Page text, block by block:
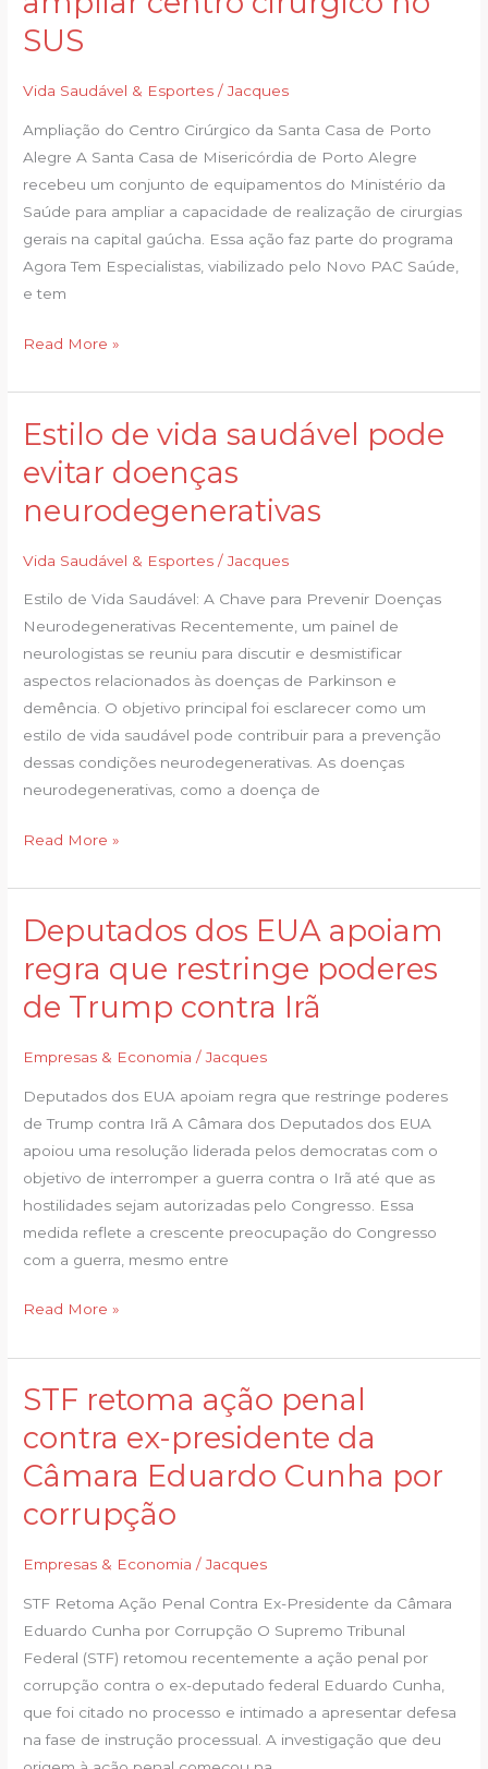
SUS
Vida Saudável & Esportes /Jacques
Ampliação do Centro Cirúrgico da Santa Casa de Porto
Alegre A Santa Casa de Misericórdia de Porto Alegre
recebeu um conjunto de equipamentos do Ministério da
Saúde para ampliar a capacidade de realização de cirurgias
gerais na capital gaúcha. Essa ação faz parte do programa
Agora Tem Especialistas, viabilizado pelo Novo PAC Saúde,
e tem
Alegre
recebe
equipamentos
ampliar
centro
cirúrgico
no
SUS
Read More »
Estilo de vida saudável pode
evitar doenças
neurodegenerativas
Vida Saudável & Esportes /Jacques
Estilo de Vida Saudável: A Chave para Prevenir Doenças
Neurodegenerativas Recentemente, um painel de
neurologistas se reuniu para discutir e desmistificar
aspectos relacionados às doenças de Parkinson e
demência. O objetivo principal foi esclarecer como um
estilo de vida saudável pode contribuir para a prevenção
dessas condições neurodegenerativas. As doenças
neurodegenerativas, como a doença de
Estilo
vida
saudável
evitar
doenças
neurodegenerativas
Read More »
Deputados dos EUA apoiam
regra que restringe poderes
de Trump contra Irã
Empresas & Economia /Jacques
Deputados dos EUA apoiam regra que restringe poderes
de Trump contra Irã A Câmara dos Deputados dos EUA
apoiou uma resolução liderada pelos democratas com o
objetivo de interromper a guerra contra o Irã até que as
hostilidades sejam autorizadas pelo Congresso. Essa
medida reflete a crescente preocupação do Congresso
com a guerra, mesmo entre
Deputados
EUA
apoiam
que
restringe
poderes
Trump
contra
Read More »
STF retoma ação penal
contra ex-presidente da
Câmara Eduardo Cunha por
corrupção
Empresas & Economia /Jacques
STF Retoma Ação Penal Contra Ex-Presidente da Câmara
Eduardo Cunha por Corrupção O Supremo Tribunal
Federal (STF) retomou recentemente a ação penal por
corrupção contra o ex-deputado federal Eduardo Cunha,
que foi citado no processo e intimado a apresentar defesa
na fase de instrução processual. A investigação que deu
STF
ação
penal
ex-
presidente
Câmara
Eduardo
Cunha
por
corrupção